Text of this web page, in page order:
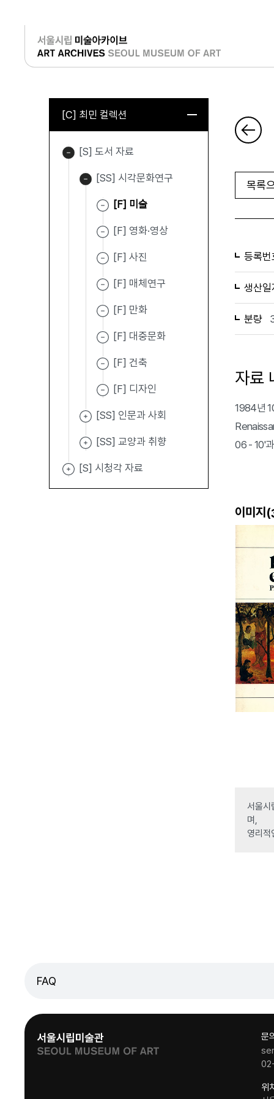
로그인
[C] 최민 컬렉션
[S] 도서 자료
[SS] 시각문화연구
[F] 미술
[F] 영화·영상
[F] 사진
[F] 매체연구
[F] 만화
[F] 대중문화
[F] 건축
[F] 디자인
[SS] 인문과 사회
[SS] 교양과 취향
[S] 시청각 자료
목록
등록번
생산일
분량
자료
1984년
06 - 10'
이미지(
서울시
며,
영리적
FAQ
문
위